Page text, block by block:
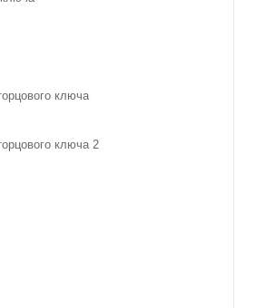
ключа
ключа 2